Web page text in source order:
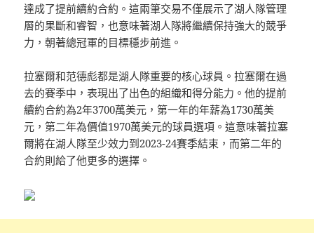
達成了提前續約合約。這兩筆交易不僅展示了湖人隊管理
層的果斷和睿智，也意味著湖人隊將繼續保持強大的競爭
力，朝著總冠軍的目標穩步前進。
拉塞爾和范德彪都是湖人隊重要的核心球員。拉塞爾在過
去的賽季中，表現出了出色的組織和得分能力。他的提前
續約合約為2年3700萬美元，第一年的年薪為1730萬美
元，第二年為價值1970萬美元的球員選項。這意味著拉塞
爾將在湖人隊至少效力到2023-24賽季結束，而第二年的
合約則給了他更多的選擇。